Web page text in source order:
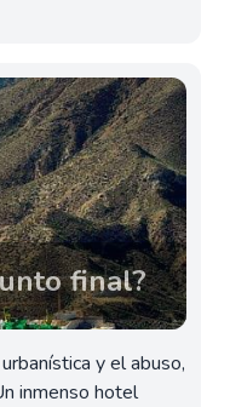
final?
y el abuso,
inmenso hotel